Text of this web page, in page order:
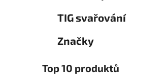
TIG svařování
Značky
Top 10 produktů